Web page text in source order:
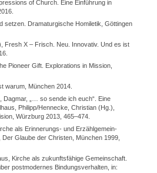
of Church. Eine Einführung in
setzen. Dramaturgische Homiletik, Göttingen
Fresh X ­– Frisch. Neu. Innovativ. Und es ist
Pioneer Gift. Explorations in Mission,
warum, München 2014.
Dagmar, „… so sende ich euch“. Eine
Philipp/‌Hennecke, Christian (Hg.),
Würzburg 2013, 465–474.
als Erinnerungs- und Erzähl­gemein­
Glaube der Christen, München 1999,
Kir­che als zukunftsfähige Gemeinschaft.
post­modernes Bindungsverhalten, in: